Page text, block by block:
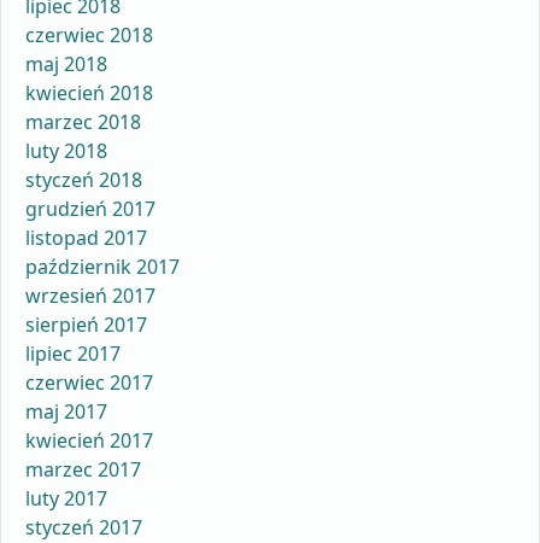
lipiec 2018
czerwiec 2018
maj 2018
kwiecień 2018
marzec 2018
luty 2018
styczeń 2018
grudzień 2017
listopad 2017
październik 2017
wrzesień 2017
sierpień 2017
lipiec 2017
czerwiec 2017
maj 2017
kwiecień 2017
marzec 2017
luty 2017
styczeń 2017